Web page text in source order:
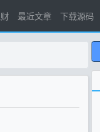
最近文章 下载源码